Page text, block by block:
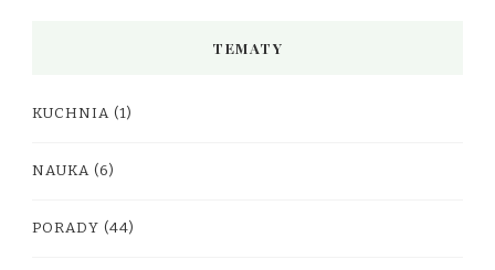
TEMATY
KUCHNIA (1)
NAUKA (6)
PORADY (44)